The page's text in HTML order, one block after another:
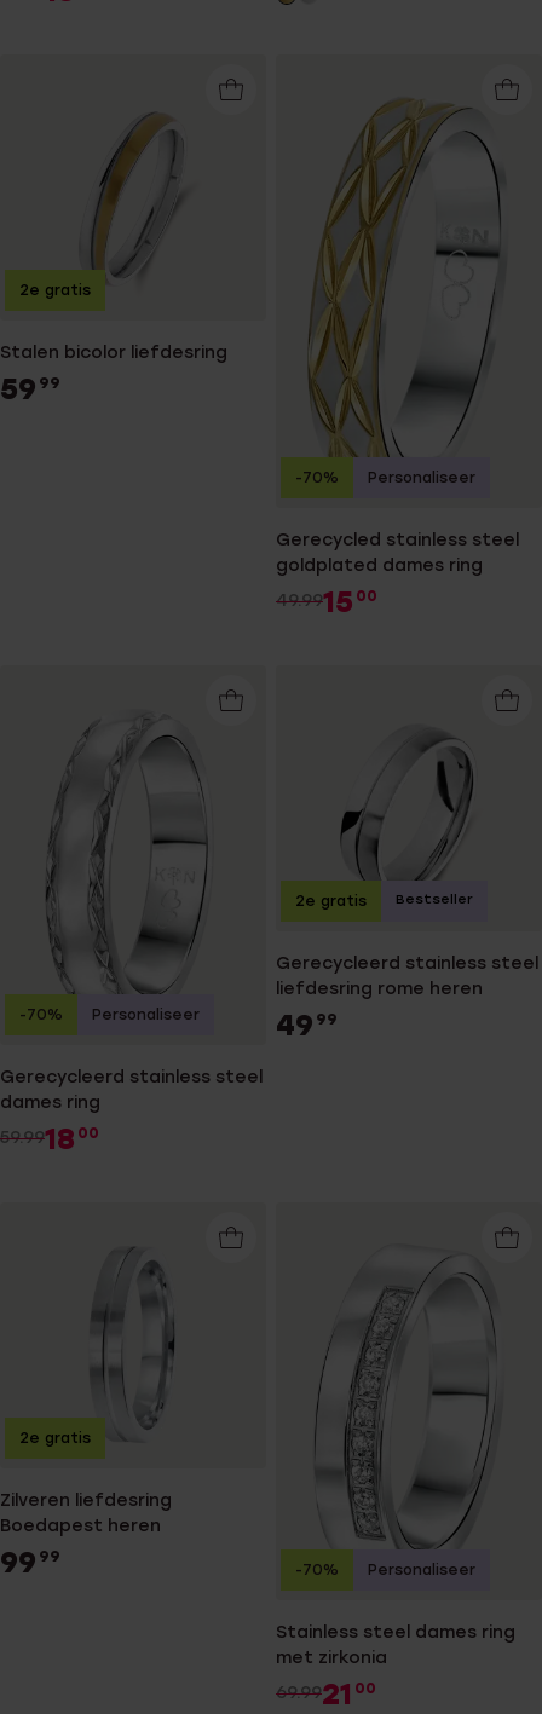
Stalen bicolor liefdesring
59 99
2e gratis
Gerecycled stainless steel
goldplated dames ring
49.9915 00
-70% Personaliseer
Gerecycleerd stainless steel
dames ring
59.9918 00
-70% Personaliseer
Gerecycleerd stainless steel
liefdesring rome heren
49 99
2e gratis Bestseller
Zilveren liefdesring
Boedapest heren
99 99
2e gratis
Stainless steel dames ring
met zirkonia
69.9921 00
-70% Personaliseer